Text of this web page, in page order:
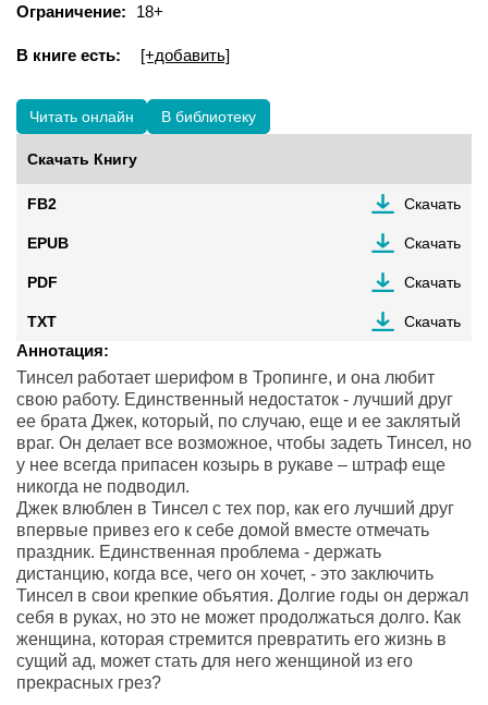
Ограничение: 18+
В книге есть: [+добавить]
Читать онлайн В библиотеку
Скачать Книгу
FB2 Скачать
EPUB Скачать
PDF Скачать
TXT Скачать
Аннотация:
Тинсел работает шерифом в Тропинге, и она любит
свою работу. Единственный недостаток - лучший друг
ее брата Джек, который, по случаю, еще и ее заклятый
враг. Он делает все возможное, чтобы задеть Тинсел, но
у нее всегда припасен козырь в рукаве – штраф еще
никогда не подводил.
Джек влюблен в Тинсел с тех пор, как его лучший друг
впервые привез его к себе домой вместе отмечать
праздник. Единственная проблема - держать
дистанцию, когда все, чего он хочет, - это заключить
Тинсел в свои крепкие объятия. Долгие годы он держал
себя в руках, но это не может продолжаться долго. Как
женщина, которая стремится превратить его жизнь в
сущий ад, может стать для него женщиной из его
прекрасных грез?